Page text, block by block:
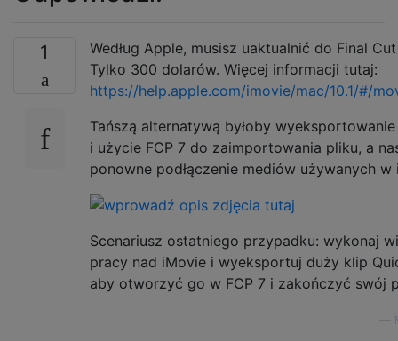
1
Według Apple, musisz uaktualnić do Final
Tylko 300 dolarów. Więcej informacji tutaj:
https://help.apple.com/imovie/mac/10.1/#/
Tańszą alternatywą byłoby
i użycie FCP 7 do zaimportowania pliku, a
ponowne podłączenie mediów używanych w
Scenariusz ostatniego przypadku: wykonaj
pracy nad iMovie i wyeksportuj duży klip
aby otworzyć go w FCP 7 i zakończyć swój